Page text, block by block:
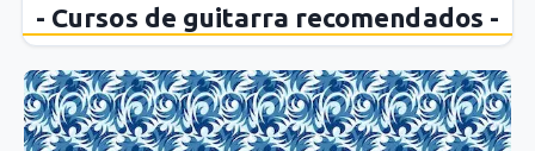
- Cursos de guitarra recomendados -